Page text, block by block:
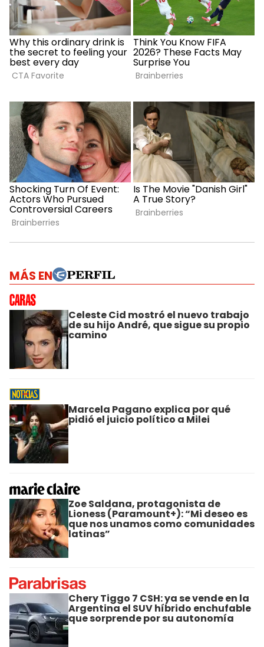
MÁS EN
Celeste Cid mostró el nuevo trabajo
de su hijo André, que sigue su propio
camino
Marcela Pagano explica por qué
pidió el juicio político a Milei
Zoe Saldana, protagonista de
Lioness (Paramount+): “Mi deseo es
que nos unamos como comunidades
latinas”
Chery Tiggo 7 CSH: ya se vende en la
Argentina el SUV híbrido enchufable
que sorprende por su autonomía